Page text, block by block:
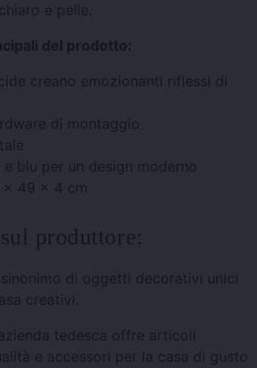
e pelle.
del prodotto:
creano emozionanti riflessi di
di montaggio
blu per un design moderno
× 49 × 4 cm
produttore:
di oggetti decorativi unici
creativi.
tedesca offre articoli
e accessori per la casa di gusto